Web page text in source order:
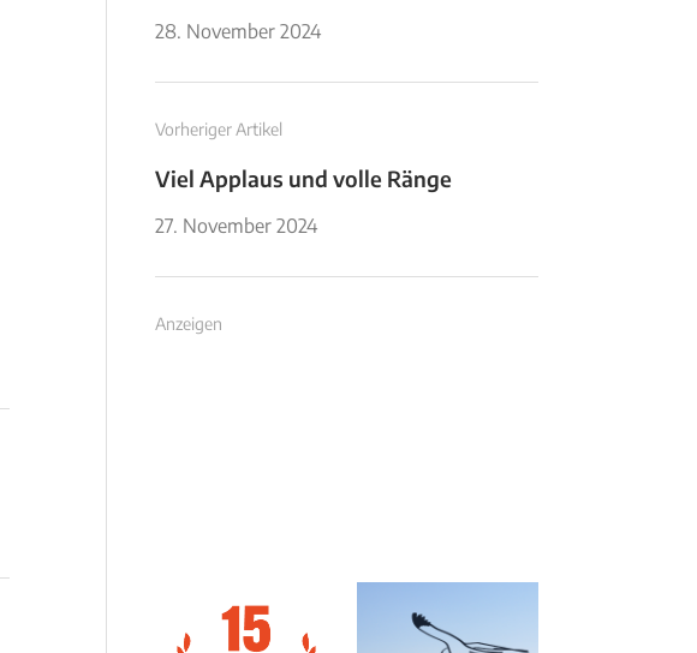
28. November 2024
Vorheriger Artikel
Viel Applaus und volle Ränge
27. November 2024
Anzeigen